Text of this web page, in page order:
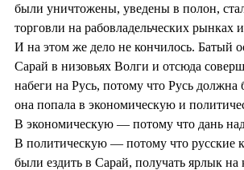
были уничтожены, уведены в полон,
торговли на рабовладельческих рынках
И на этом же дело не кончилось. Батый
Сарай в низовьях Волги и отсюда
набеги на Русь, потому что Русь должна
она попала в экономическую и
В экономическую — потому что дань
В политическую — потому что русские
были ездить в Сарай, получать ярлык